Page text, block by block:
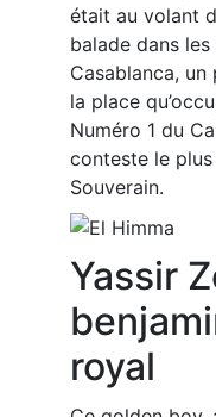
était au volant
balade dans
Casablanca,
la place
Numéro 1 du
conteste le
Souverain.
Yassir
royal